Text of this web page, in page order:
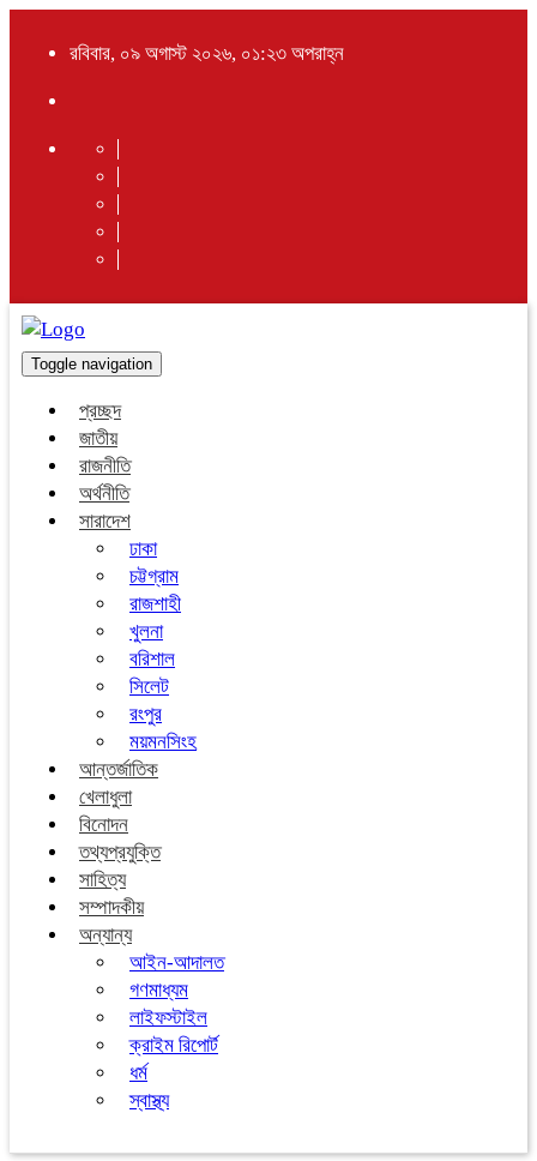
রবিবার, ০৯ অগাস্ট ২০২৬, ০১:২৩ অপরাহ্ন
Toggle navigation
প্রচ্ছদ
জাতীয়
রাজনীতি
অর্থনীতি
সারাদেশ
ঢাকা
চট্টগ্রাম
রাজশাহী
খুলনা
বরিশাল
সিলেট
রংপুর
ময়মনসিংহ
আন্তর্জাতিক
খেলাধুলা
বিনোদন
তথ্যপ্রযুক্তি
সাহিত্য
সম্পাদকীয়
অন্যান্য
আইন-আদালত
গণমাধ্যম
লাইফস্টাইল
ক্রাইম রিপোর্ট
ধর্ম
স্বাস্থ্য